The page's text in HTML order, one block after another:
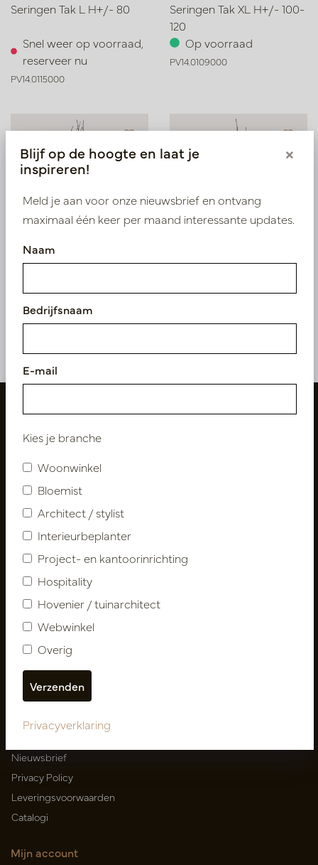
Seringen Tak L H+/- 80
Snel weer op voorraad,
reserveer nu
PV14.0115000
Seringen Tak XL H+/- 100-
120
Op voorraad
PV14.0109000
Op voorraad
PEER-XL PEER-L
Volg ons
Nieuwsbrief
Abonneer
Klantenservice
Nieuwsbrief
Privacy Policy
Leveringsvoorwaarden
Catalogi
Mijn account
Blijf op de hoogte en laat je
inspireren!
×
Meld je aan voor onze nieuwsbrief en ontvang
maximaal één keer per maand interessante updates.
Naam
Bedrijfsnaam
E-mail
Kies je branche
Woonwinkel
Bloemist
Architect / stylist
Interieurbeplanter
Project- en kantoorinrichting
Hospitality
Hovenier / tuinarchitect
Webwinkel
Overig
Privacyverklaring